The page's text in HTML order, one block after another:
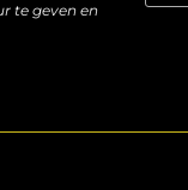
te geven en